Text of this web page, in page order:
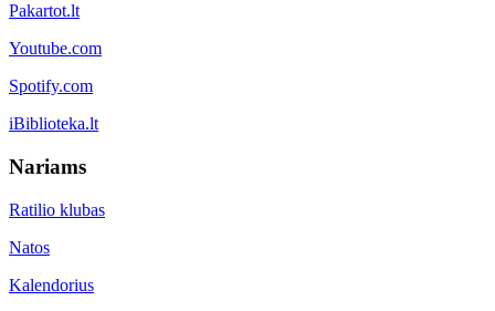
Pakartot.lt
Youtube.com
Spotify.com
iBiblioteka.lt
Nariams
Ratilio klubas
Natos
Kalendorius